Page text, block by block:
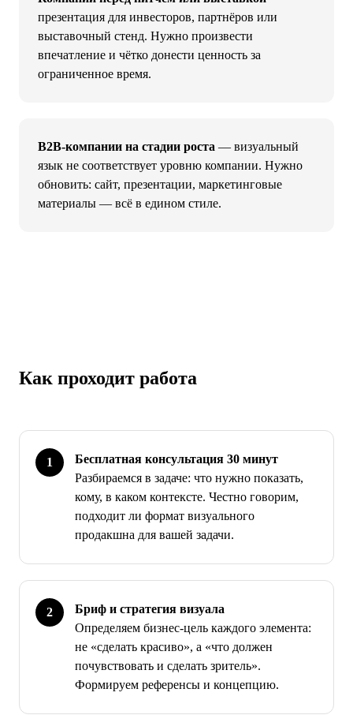
презентация для инвесторов, партнёров или
выставочный стенд. Нужно произвести
впечатление и чётко донести ценность за
ограниченное время.
B2B-компании на стадии роста — визуальный
язык не соответствует уровню компании. Нужно
обновить: сайт, презентации, маркетинговые
материалы — всё в едином стиле.
Как проходит работа
Бесплатная консультация 30 минут
Разбираемся в задаче: что нужно показать,
кому, в каком контексте. Честно говорим,
подходит ли формат визуального
продакшна для вашей задачи.
Бриф и стратегия визуала
Определяем бизнес-цель каждого элемента:
не «сделать красиво», а «что должен
почувствовать и сделать зритель».
Формируем референсы и концепцию.